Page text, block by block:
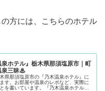
の方には、こちらのホテル
ホテル』栃木県那須塩原市｜町
泉三昧♨
県那須塩原市の『乃木温泉ホテル』に
す。お部屋や温泉のレポなど、実際に
を書いています。『乃木温泉ホテル』